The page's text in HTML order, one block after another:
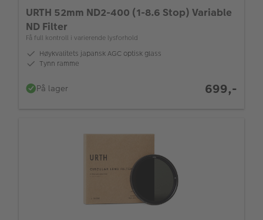
URTH 52mm ND2-400 (1-8.6 Stop) Variable
ND Filter
Få full kontroll i varierende lysforhold
Høykvalitets japansk AGC optisk glass
Tynn ramme
På lager 699,-